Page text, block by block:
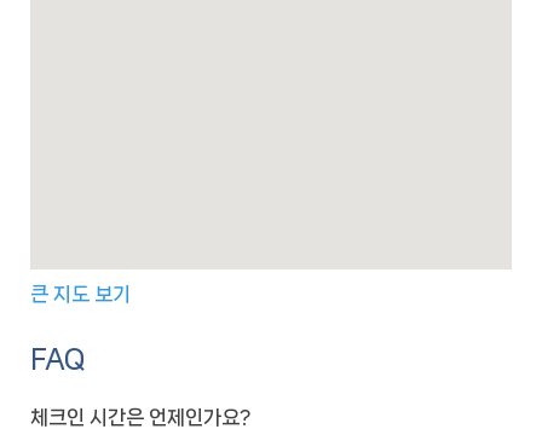
큰 지도 보기
FAQ
체크인 시간은 언제인가요?